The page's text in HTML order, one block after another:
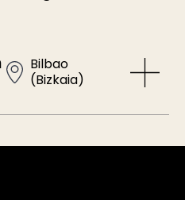
Bilbao
(Bizkaia)